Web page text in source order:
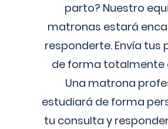
parto? Nuestro
matronas estará
responderte. Envía tus
de forma totalmente
Una matrona
estudiará de forma
tu consulta y